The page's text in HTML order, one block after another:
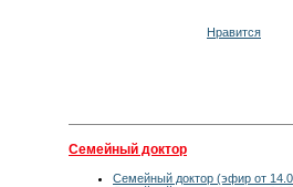
Нравится
Семейный доктор
Семейный доктор (эфир от